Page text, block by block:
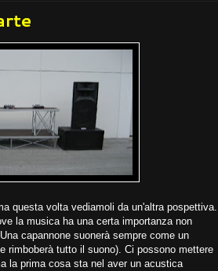
questa volta vediamoli da un'altra pospettiva.
la musica ha una certa importanza non
capannone suonerà sempre come un
rimboberà tutto il suono). Ci possono mettere
la prima cosa sta nel aver un acustica